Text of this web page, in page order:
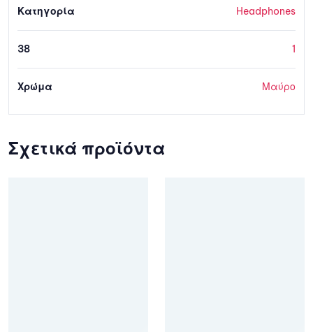
Κατηγορία Headphones
38 1
Χρώμα Μαύρο
Σχετικά προϊόντα